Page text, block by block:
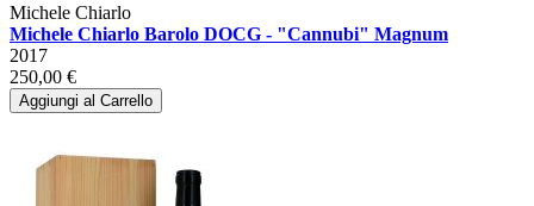
Michele Chiarlo
Michele Chiarlo Barolo DOCG - "Cannubi" Magnum
2017
250,00 €
Aggiungi al Carrello